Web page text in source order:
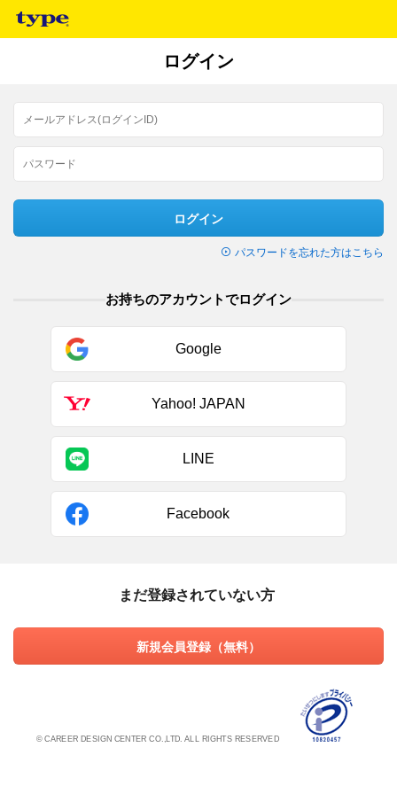
ログイン
ログイン
パスワードを忘れた方はこちら
お持ちのアカウントでログイン
Google
Yahoo! JAPAN
LINE
Facebook
まだ登録されていない方
新規会員登録（無料）
© CAREER DESIGN CENTER CO.,LTD. ALL RIGHTS RESERVED